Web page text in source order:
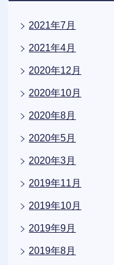
2021年7月
2021年4月
2020年12月
2020年10月
2020年8月
2020年5月
2020年3月
2019年11月
2019年10月
2019年9月
2019年8月